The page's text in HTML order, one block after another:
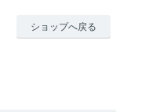
ショップへ戻る